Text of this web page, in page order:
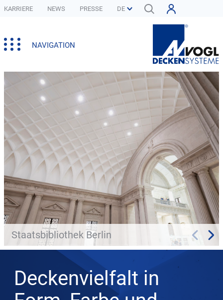
KARRIERE NEWS PRESSE
NAVIGATION
Staatsbibliothek Berlin
Deckenvielfalt in